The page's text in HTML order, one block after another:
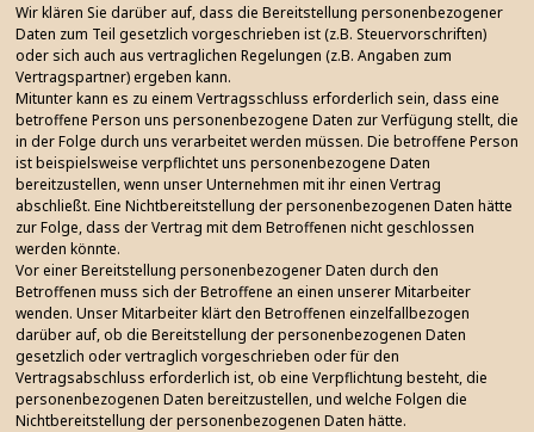
Wir klären Sie darüber auf, dass die Bereitstellung personenbezogener
Daten zum Teil gesetzlich vorgeschrieben ist (z.B. Steuervorschriften)
oder sich auch aus vertraglichen Regelungen (z.B. Angaben zum
Vertragspartner) ergeben kann.
Mitunter kann es zu einem Vertragsschluss erforderlich sein, dass eine
betroffene Person uns personenbezogene Daten zur Verfügung stellt, die
in der Folge durch uns verarbeitet werden müssen. Die betroffene Person
ist beispielsweise verpflichtet uns personenbezogene Daten
bereitzustellen, wenn unser Unternehmen mit ihr einen Vertrag
abschließt. Eine Nichtbereitstellung der personenbezogenen Daten hätte
zur Folge, dass der Vertrag mit dem Betroffenen nicht geschlossen
werden könnte.
Vor einer Bereitstellung personenbezogener Daten durch den
Betroffenen muss sich der Betroffene an einen unserer Mitarbeiter
wenden. Unser Mitarbeiter klärt den Betroffenen einzelfallbezogen
darüber auf, ob die Bereitstellung der personenbezogenen Daten
gesetzlich oder vertraglich vorgeschrieben oder für den
Vertragsabschluss erforderlich ist, ob eine Verpflichtung besteht, die
personenbezogenen Daten bereitzustellen, und welche Folgen die
Nichtbereitstellung der personenbezogenen Daten hätte.